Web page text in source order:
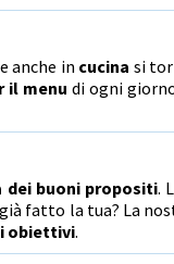
anche in cucina si
il menu di ogni
dei buoni propositi.
fatto la tua? La
obiettivi.